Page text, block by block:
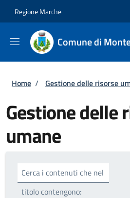
Regione Marche
Comune di
Briciole di pane
Home / Gestione delle risorse
Gestione delle
umane
Cerca i contenuti che nel
titolo contengono: